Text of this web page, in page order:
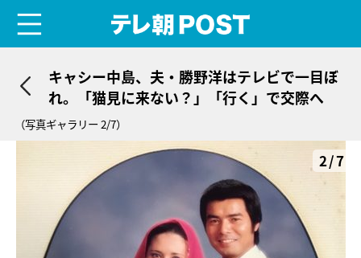
キャシー中島、夫・勝野洋はテレビで一目ぼ
れ。「猫見に来ない？」「行く」で交際へ
（写真ギャラリー 2/7）
2/7